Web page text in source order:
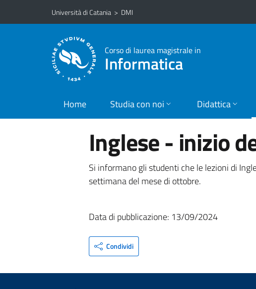
Vai al contenuto principale
Vai al menu di navigazione
Università di Catania > DMI
Corso di laurea magistrale in
Informatica
Home Studia con noi Didattica
Inglese - inizio
Si informano gli studenti che le lezioni di
settimana del mese di ottobre.
Data di pubblicazione: 13/09/2024
Condividi